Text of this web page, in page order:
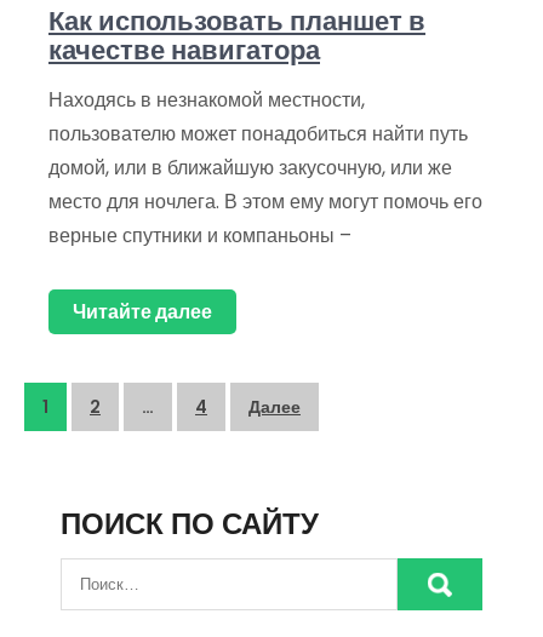
Как использовать планшет в
качестве навигатора
Находясь в незнакомой местности,
пользователю может понадобиться найти путь
домой, или в ближайшую закусочную, или же
место для ночлега. В этом ему могут помочь его
верные спутники и компаньоны –
Читайте далее
Пагинация
1 2 … 4 Далее
ПОИСК ПО САЙТУ